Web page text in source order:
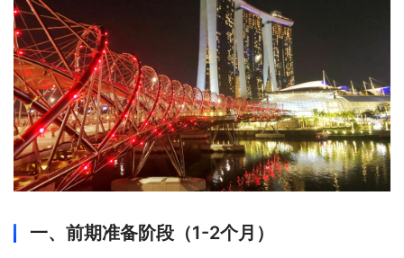
一、前期准备阶段（1-2个月）